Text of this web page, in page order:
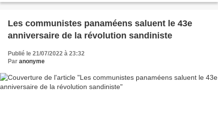
Les communistes panaméens saluent le 43e
anniversaire de la révolution sandiniste
Publié le 21/07/2022 à 23:32
Par anonyme